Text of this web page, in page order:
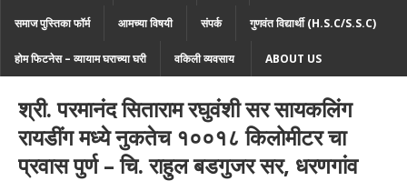
समाज पुस्तिका फॉर्म आमच्या विषयी संपर्क गुणवंत विद्यार्थी (H.S.C/S.S.C)
होम फिटनेस – व्यायाम घराच्या घरी वकिली व्यवसाय ABOUT US
श्री. परमानंद सिताराम रघुवंशी सर सायकलिंग
रायडींग मध्ये नुकतेच १००१८ किलोमीटर चा
प्रवास पुर्ण – चि. राहुल बडगुजर सर, धरणगांव